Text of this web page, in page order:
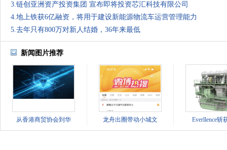
3.链创亚洲资产投资集团 宣布即将投资芯汇科技有限公司
4.地上铁获6亿融资，将用于建设新能源物流车运营管理能力
5.去年只有800万对新人结婚，36年来最低
新闻图片推荐
从香港商贸协会到华 龙舟出圈带动小城文 Everllence斩